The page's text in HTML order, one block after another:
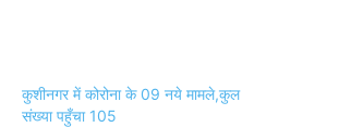
कुशीनगर में कोरोना के 09 नये मामले,कुल
संख्या पहुँचा 105